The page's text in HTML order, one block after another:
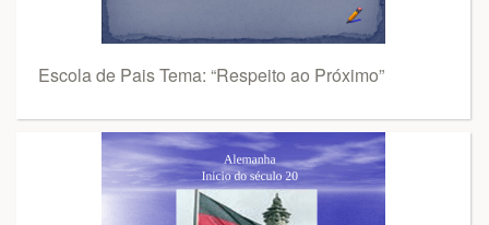
Escola de Pais Tema: “Respeito ao Próximo”